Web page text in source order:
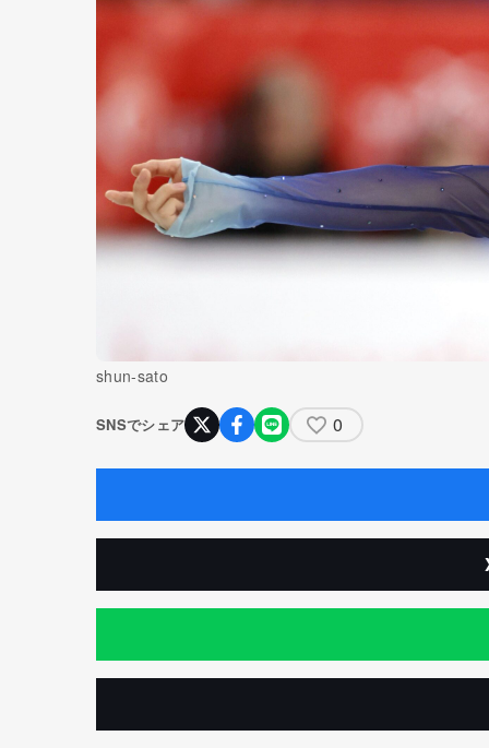
shun-sato
SNSでシェア 0